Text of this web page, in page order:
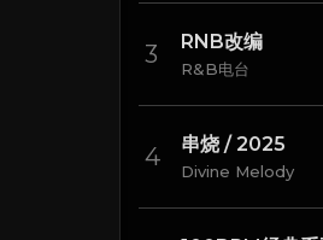
RNB改编
R&B电台
串烧 / 2025
Divine Melody